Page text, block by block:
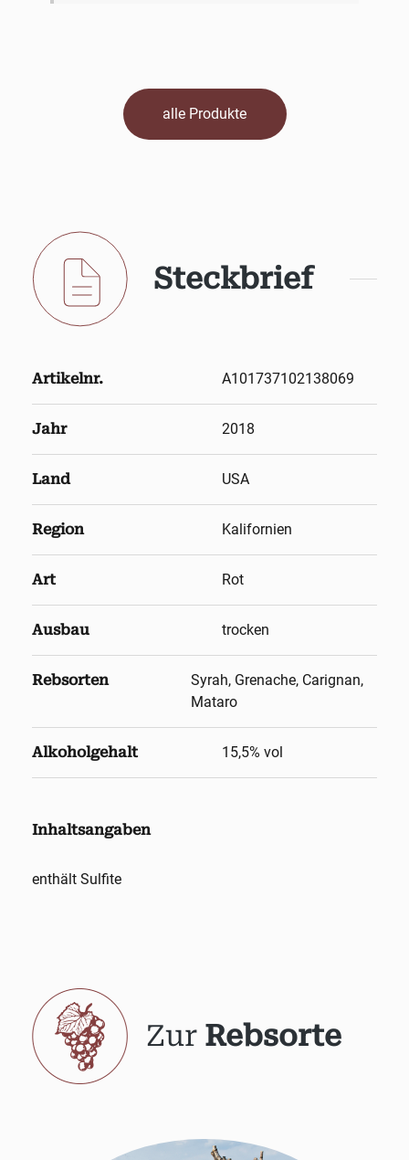
alle Produkte
Steckbrief
Artikelnr. A101737102138069
Jahr 2018
Land USA
Region Kalifornien
Art Rot
Ausbau trocken
Rebsorten
Syrah, Grenache, Carignan,
Mataro
Alkoholgehalt 15,5% vol
Inhaltsangaben
enthält Sulfite
Zur Rebsorte